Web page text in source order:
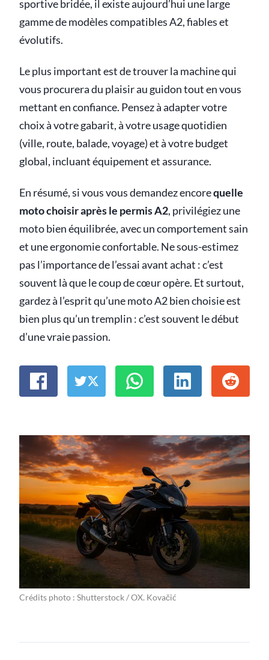
sportive bridée, il existe aujourd’hui une large
gamme de modèles compatibles A2, fiables et
évolutifs.
Le plus important est de trouver la machine qui
vous procurera du plaisir au guidon tout en vous
mettant en confiance. Pensez à adapter votre
choix à votre gabarit, à votre usage quotidien
(ville, route, balade, voyage) et à votre budget
global, incluant équipement et assurance.
En résumé, si vous vous demandez encorequelle
moto choisir après le permis A2, privilégiez une
moto bien équilibrée, avec un comportement sain
et une ergonomie confortable. Ne sous-estimez
pas l’importance de l’essai avant achat : c’est
souvent là que le coup de cœur opère. Et surtout,
gardez à l’esprit qu’une moto A2 bien choisie est
bien plus qu’un tremplin : c’est souvent le début
d’une vraie passion.
Crédits photo : Shutterstock / OX. Kovačić